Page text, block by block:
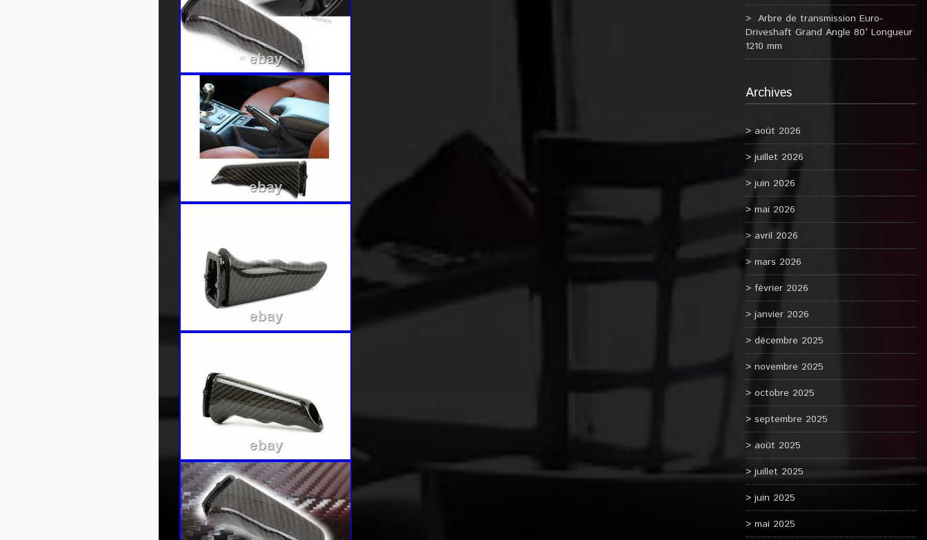
Arbre de transmission Euro-
Driveshaft Grand Angle 80° Longueur
1210 mm
Archives
août 2026
juillet 2026
juin 2026
mai 2026
avril 2026
mars 2026
février 2026
janvier 2026
décembre 2025
novembre 2025
octobre 2025
septembre 2025
août 2025
juillet 2025
juin 2025
mai 2025